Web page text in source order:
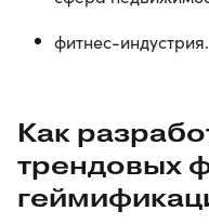
фитнес-индустрия.
Как
трендовых